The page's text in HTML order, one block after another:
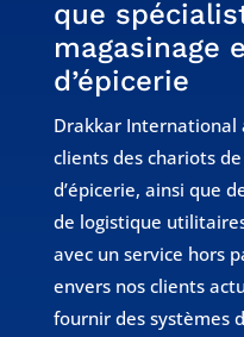
que
magasinage
d’épicerie
Drakkar International
clients des chariots
d’épicerie, ainsi que
de logistique
avec un service hors
envers nos clients
fournir des systèmes